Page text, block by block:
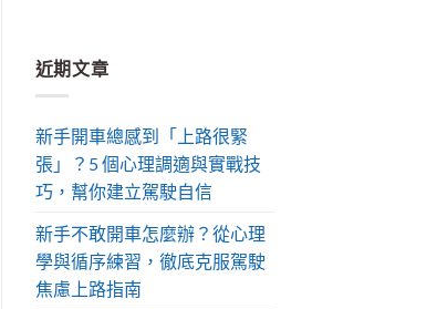
近期文章
新手開車總感到「上路很緊
張」？5 個心理調適與實戰技
巧，幫你建立駕駛自信
新手不敢開車怎麼辦？從心理
學與循序練習，徹底克服駕駛
焦慮上路指南